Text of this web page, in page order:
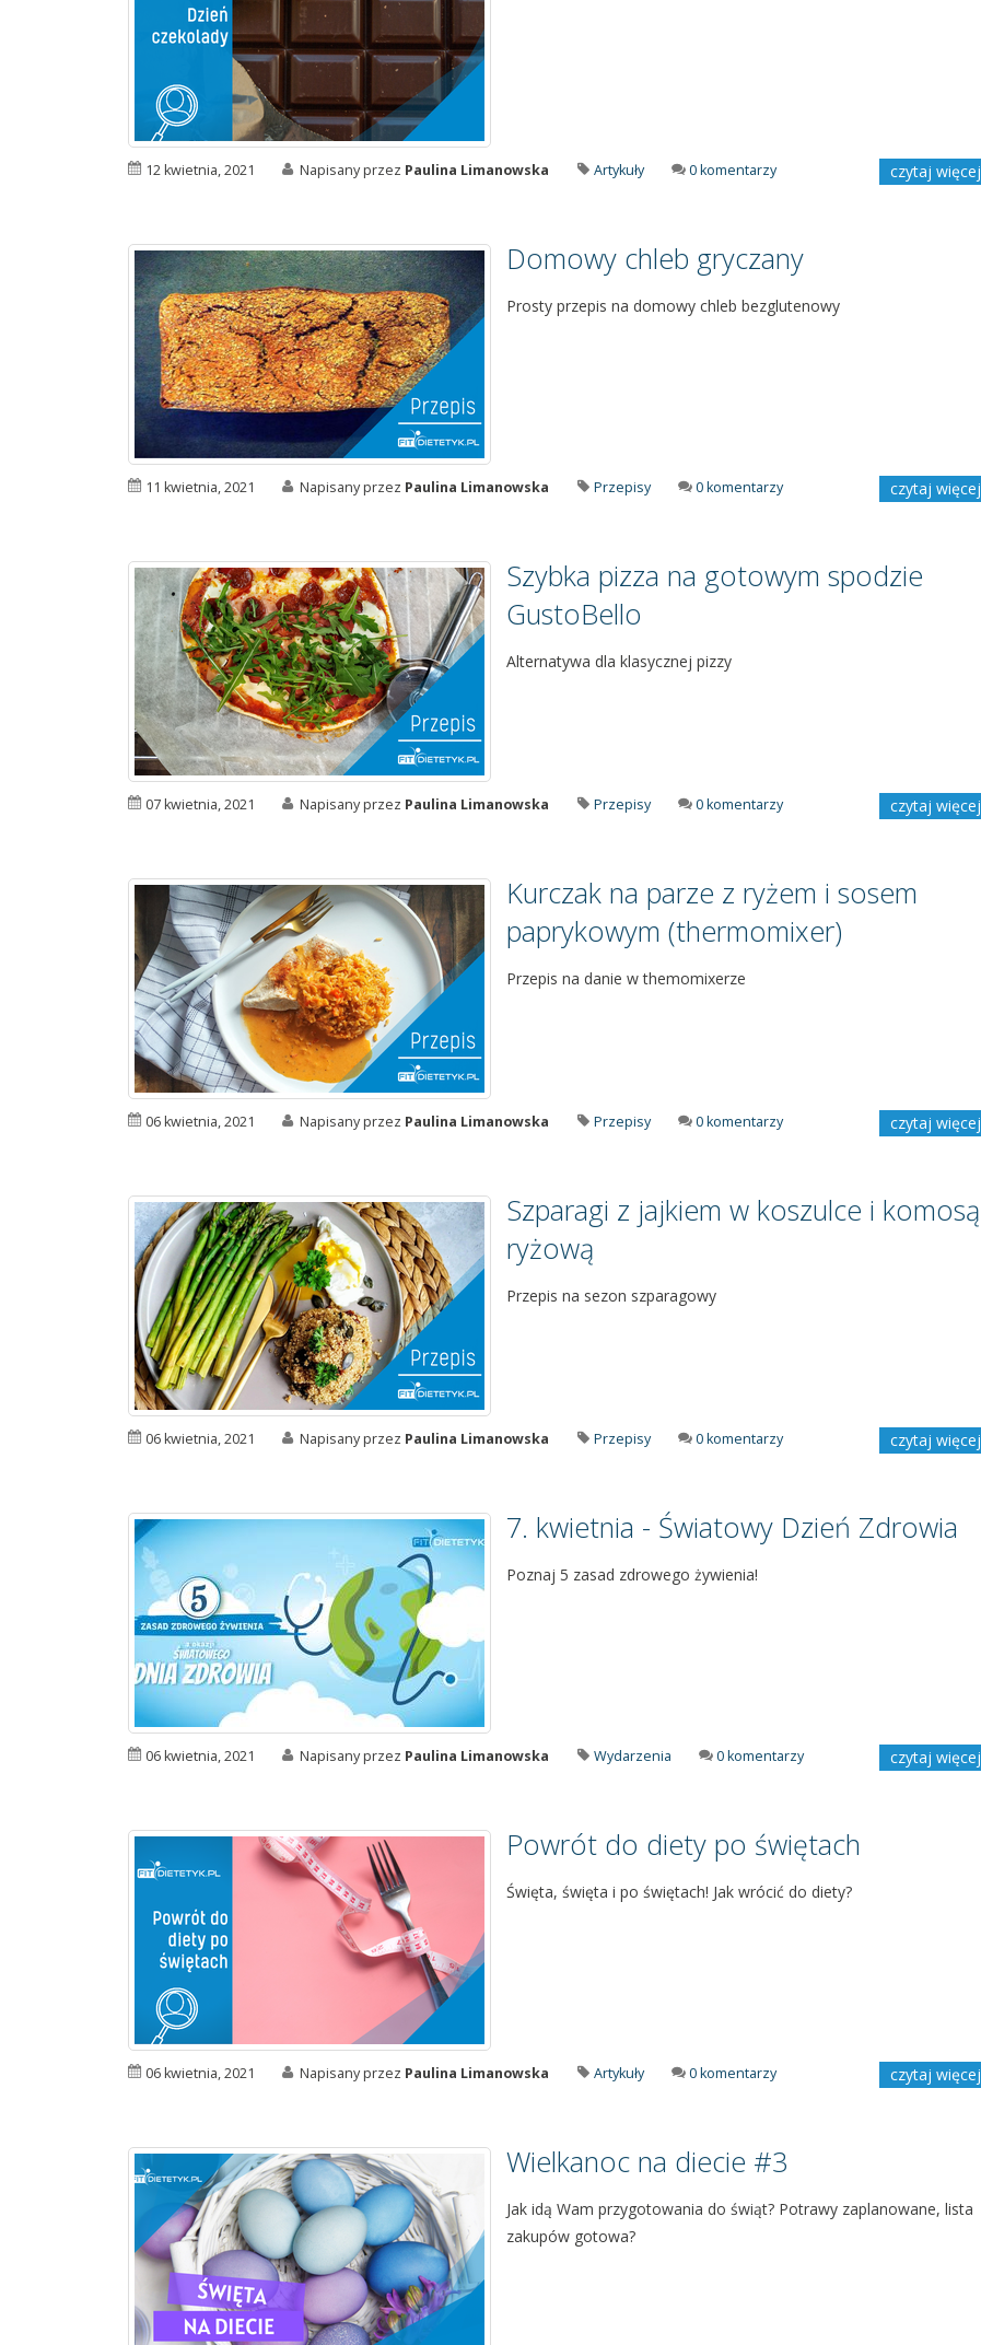
12 kwietnia, 2021 Napisany przez Paulina Limanowska Artykuły 0 komentarzy czytaj więcej
Domowy chleb gryczany
Prosty przepis na domowy chleb bezglutenowy
11 kwietnia, 2021 Napisany przez Paulina Limanowska Przepisy 0 komentarzy czytaj więcej
Szybka pizza na gotowym spodzie
GustoBello
Alternatywa dla klasycznej pizzy
07 kwietnia, 2021 Napisany przez Paulina Limanowska Przepisy 0 komentarzy czytaj więcej
Kurczak na parze z ryżem i sosem
paprykowym (thermomixer)
Przepis na danie w themomixerze
06 kwietnia, 2021 Napisany przez Paulina Limanowska Przepisy 0 komentarzy czytaj więcej
Szparagi z jajkiem w koszulce i komosą
ryżową
Przepis na sezon szparagowy
06 kwietnia, 2021 Napisany przez Paulina Limanowska Przepisy 0 komentarzy czytaj więcej
7. kwietnia - Światowy Dzień Zdrowia
Poznaj 5 zasad zdrowego żywienia!
06 kwietnia, 2021 Napisany przez Paulina Limanowska Wydarzenia 0 komentarzy czytaj więcej
Powrót do diety po świętach
Święta, święta i po świętach! Jak wrócić do diety?
06 kwietnia, 2021 Napisany przez Paulina Limanowska Artykuły 0 komentarzy czytaj więcej
Wielkanoc na diecie #3
Jak idą Wam przygotowania do świąt? Potrawy zaplanowane, lista
zakupów gotowa?